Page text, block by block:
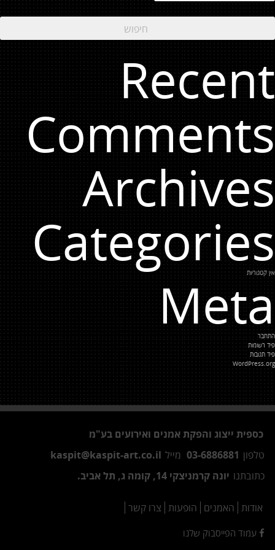
Recent
Comments
Archives
Categories
אין קטגוריות
Meta
התחבר
פיד רשומות
פיד תגובות
WordPress.org
כספית ייצוג והפקת אמנים ואירועים בע"מ
טלפון 03-6886881 מייל kaspit@kaspit-art.co.il
כתובתנו יונה קרמניצקי 14, קומה ג, תל אביב.
אודות האמנים הופעות צרו קשר
עמוד הפייסבוק שלנו